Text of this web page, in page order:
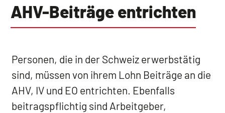
AHV-Beiträge entrichten
Personen, die in der Schweiz erwerbstätig
sind, müssen von ihrem Lohn Beiträge an die
AHV, IV und EO entrichten. Ebenfalls
beitragspflichtig sind Arbeitgeber,